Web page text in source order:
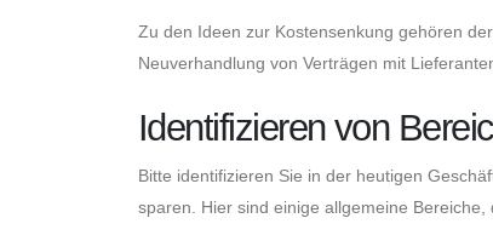
Zu den Ideen zur Kostensenkung gehören
Neuverhandlung von Verträgen mit
Identifizieren von
Bitte identifizieren Sie in der heutigen
sparen. Hier sind einige allgemeine